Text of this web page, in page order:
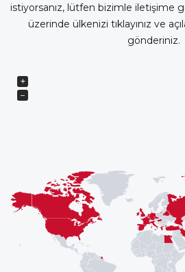
istiyorsanız, lütfen bizimle iletişime
üzerinde ülkenizi tıklayınız ve
gönderiniz.
+
−